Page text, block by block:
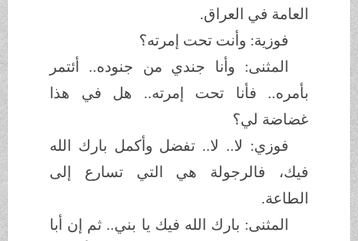
العامة في العراق.
فوزية: وأنت تحت إمرته؟
المثنى: وأنا جندي من جنوده.. أئتمر
بأمره.. فأنا تحت إمرته.. هل في هذا
غضاضة لي؟
فوزي: لا.. لا.. تفضل وأكمل بارك الله
فيك، فالرجولة هي التي تسارع إلى
الطاعة.
المثنى: بارك الله فيك يا بني.. ثم إن أبا